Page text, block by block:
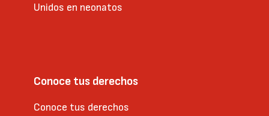
Unidos en neonatos
Conoce tus derechos
Conoce tus derechos